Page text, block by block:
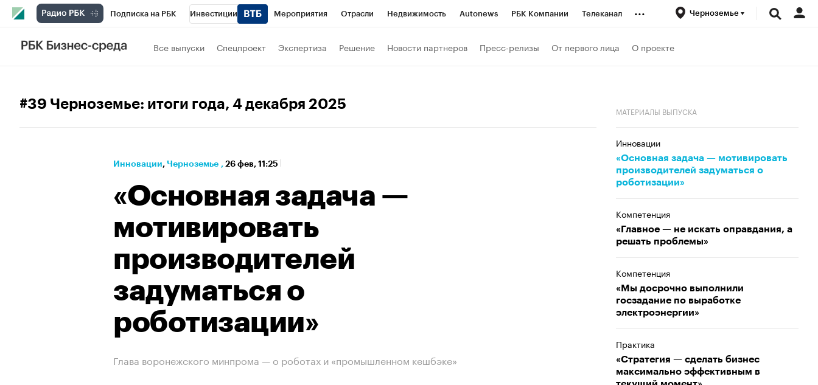
Подписка на РБК Инвестиции Мероприятия Отрасли Недвижимость Autonews РБК Компании Телеканал
РБК Вино
Газета
... Черноземье
Все выпуски Спецпроект Экспертиза Решение Новости партнеров Пресс-релизы От первого лица О проекте
#39 Черноземье: итоги года, 4 декабря 2025
Инновации⁠, Черноземье , 26 фев, 11:25
«Основная задача —
мотивировать
производителей
задуматься о
роботизации»
Глава воронежского минпрома — о роботах и «промышленном кешбэке»
МАТЕРИАЛЫ ВЫПУСКА
Инновации
«Основная задача — мотивировать
производителей задуматься о
роботизации»
Компетенция
«Главное — не искать оправдания, а
решать проблемы»
Компетенция
«Мы досрочно выполнили
госзадание по выработке
электроэнергии»
Практика
«Стратегия — сделать бизнес
максимально эффективным в